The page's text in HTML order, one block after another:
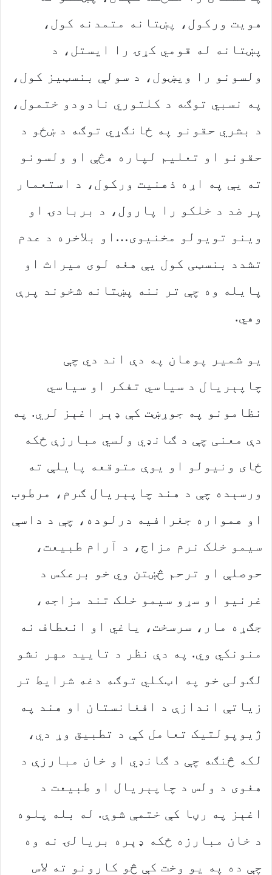
هویت ورکول، پښتانه متمدنه کول،
پښتانه له قومي کړۍ را ایستل، د
ولسونو را ويښول، د سولې بنسټیز کول،
په نسبي توګه د کلتوري نادودو ختمول،
د بشري حقونو په ځانګړي توګه د ښځو د
حقونو او تعلیم لپاره هڅې او ولسونو
ته یې په اړه ذهنیت ورکول، د استعمار
پر ضد د خلکو را پارول، د بربادۍ او
وینو تویولو مخنیوی…او بلاخره د عدم
تشدد بنسټی کول یې هغه لوی میراث او
پایله وه چې تر ننه پښتانه شخوند پرې
وهي.
یو شمیر پوهان په دې اند دي چې
چاپېریال د سیاسي تفکر او سیاسي
نظامونو په جوړښت کې ډېر اغېز لري. په
دې معنی چې د ګانډي ولسي مبارزې ځکه
ځای ونیولو او یوې متوقعه پایلې ته
ورسېده چې د هند چاپېریال ګرم، مرطوب
او همواره جغرافیه درلوده، چې د داسې
سیمو خلک نرم مزاج، د آرام طبیعت،
حوصلې او ترحم څښتن وي خو برعکس د
غرنیو او سړو سیمو خلک تند مزاجه،
جګړه مار، سرسخت، یاغي او انعطاف نه
منونکي وي. په دې نظر د تایید مهر نشو
لګولی خو په اټکلي توګه دغه شرایط تر
زیاتې اندازې د افغانستان او هند په
ژیوپولتیک تعامل کې د تطبیق وړ دي،
لکه څنګه چې د ګانډي او خان مبارزې د
هغوی د ولس د چاپېریال او طبیعت د
اغېز په رڼا کې ختمې شوې. له بله پلوه
د خان مبارزه ځکه ډېره بریالۍ نه وه
چې ده په یو وخت کې څو کارونو ته لاس